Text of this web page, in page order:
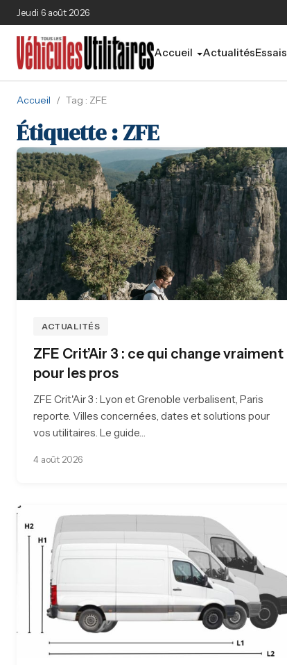
Aller au contenu principal
Jeudi 6 août 2026
Accueil ActualitésEssais
Accueil / Tag : ZFE
Étiquette :ZFE
ACTUALITÉS
ZFE Crit’Air 3 : ce qui change vraiment
pour les pros
ZFE Crit'Air 3 : Lyon et Grenoble verbalisent, Paris
reporte. Villes concernées, dates et solutions pour
vos utilitaires. Le guide…
4 août 2026